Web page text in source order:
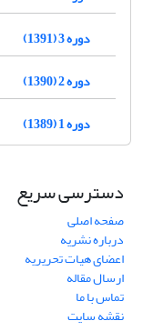
دوره 3 (1391)
دوره 2 (1390)
دوره 1 (1389)
دسترسی سریع
صفحه اصلی
درباره نشریه
اعضای هیات تحریریه
ارسال مقاله
تماس با ما
نقشه سایت